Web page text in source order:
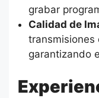
grabar
Calidad de
transmisiones
garantizando